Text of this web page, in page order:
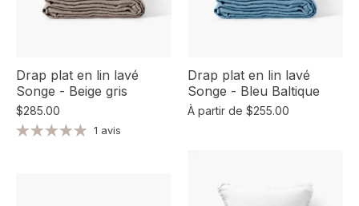
Drap plat en lin lavé
Songe - Beige gris
$285.00
1 avis
Drap plat en lin lavé
Songe - Bleu Baltique
À partir de $255.00